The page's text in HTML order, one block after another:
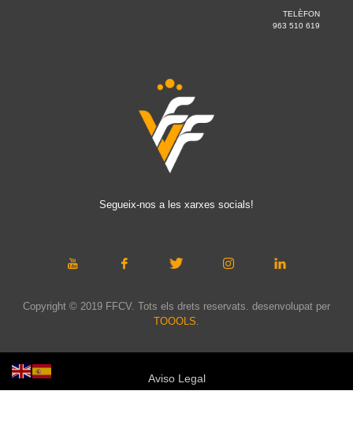
TELÈFON
963 510 619
Segueix-nos a les xarxes socials!
Copyright © 2019 FFCV. Tots els drets reservats. desenvolupat per
TOOOLS.
Aviso Legal